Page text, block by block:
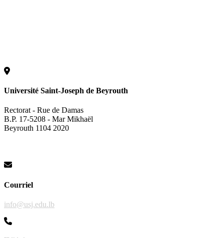
Université Saint-Joseph de Beyrouth
Rectorat - Rue de Damas
B.P. 17-5208 - Mar Mikhaël
Beyrouth 1104 2020
Courriel
info@usj.edu.lb